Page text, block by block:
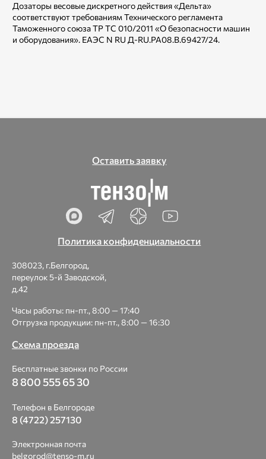
Дозаторы весовые дискретного действия «Дельта»
соответствуют требованиям Технического регламента
Таможенного союза TP ТС 010/2011 «О безопасности машин
и оборудования». ЕАЭС N RU Д-RU.РА08.В.69427/24.
Оставить заявку
Политика конфиденциальности
308023, г.Белгород,
переулок 5-й Заводской,
д.42
Часы работы: пн-пт., 8:00 — 17:40
Отгрузка продукции: пн-пт., 8:00 — 16:30
Схема проезда
Бесплатные звонки по России
8 800 555 65 30
Телефон в Белгороде
8 (4722) 257130
Электронная почта
belgorod@tenso-m.ru